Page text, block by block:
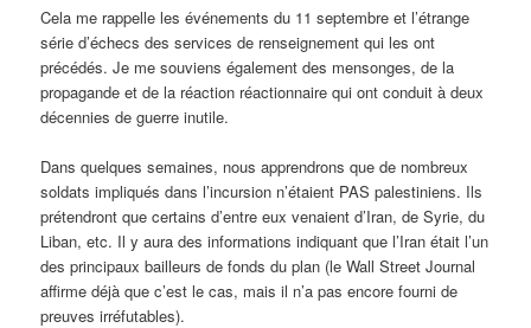
Cela me rappelle les événements du 11 septembre et l’étrange
série d’échecs des services de renseignement qui les ont
précédés. Je me souviens également des mensonges, de la
propagande et de la réaction réactionnaire qui ont conduit à deux
décennies de guerre inutile.
Dans quelques semaines, nous apprendrons que de nombreux
soldats impliqués dans l’incursion n’étaient PAS palestiniens. Ils
prétendront que certains d’entre eux venaient d’Iran, de Syrie, du
Liban, etc. Il y aura des informations indiquant que l’Iran était l’un
des principaux bailleurs de fonds du plan (le Wall Street Journal
affirme déjà que c’est le cas, mais il n’a pas encore fourni de
preuves irréfutables).